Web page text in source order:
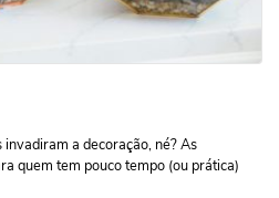
a decoração, né? As
quem tem pouco tempo (ou prática)